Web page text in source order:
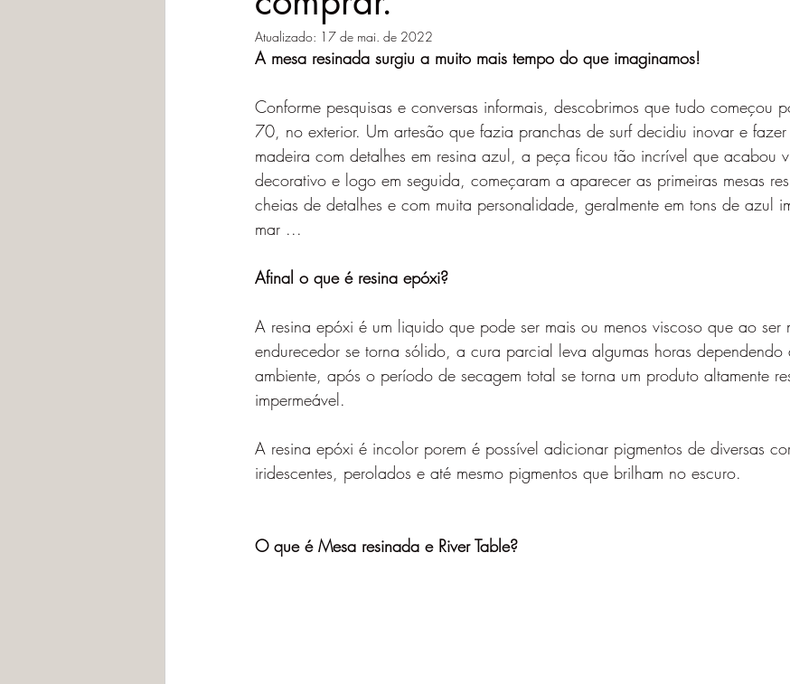
Atualizado: 17 de mai. de 2022
A mesa resinada surgiu a muito mais tempo do que imaginamos!
Conforme pesquisas e conversas informais, descobrimos que tudo começou
70, no exterior. Um artesão que fazia pranchas de surf decidiu inovar e
madeira com detalhes em resina azul, a peça ficou tão incrível que acabou
decorativo e logo em seguida, começaram a aparecer as primeiras mesas
cheias de detalhes e com muita personalidade, geralmente em tons de azul
mar ...
Afinal o que é resina epóxi?
A resina epóxi é um liquido que pode ser mais ou menos viscoso que ao ser
endurecedor se torna sólido, a cura parcial leva algumas horas dependendo
ambiente, após o período de secagem total se torna um produto altamente
impermeável.
A resina epóxi é incolor porem é possível adicionar pigmentos de diversas
iridescentes, perolados e até mesmo pigmentos que brilham no escuro.
O que é Mesa resinada e River Table?